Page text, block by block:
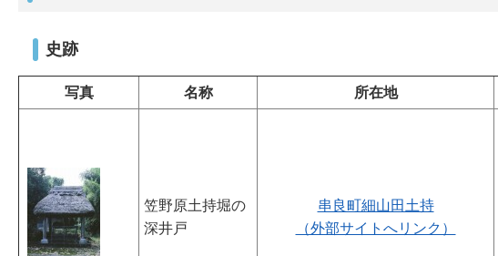
史跡
写真 名称 所在地
笠野原土持堀の
深井戸
串良町細山田土持
（外部サイトへリンク）